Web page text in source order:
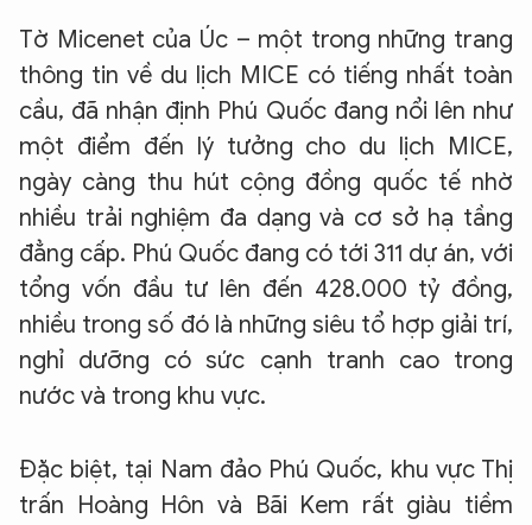
Tờ Micenet của Úc – một trong những trang
thông tin về du lịch MICE có tiếng nhất toàn
cầu, đã nhận định Phú Quốc đang nổi lên như
một điểm đến lý tưởng cho du lịch MICE,
ngày càng thu hút cộng đồng quốc tế nhờ
nhiều trải nghiệm đa dạng và cơ sở hạ tầng
đẳng cấp. Phú Quốc đang có tới 311 dự án, với
tổng vốn đầu tư lên đến 428.000 tỷ đồng,
nhiều trong số đó là những siêu tổ hợp giải trí,
nghỉ dưỡng có sức cạnh tranh cao trong
nước và trong khu vực.
Đặc biệt, tại Nam đảo Phú Quốc, khu vực Thị
trấn Hoàng Hôn và Bãi Kem rất giàu tiềm